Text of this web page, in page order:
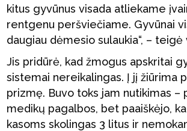
kitus gyvūnus visada atliekame
rentgenu peršviečiame. Gyvūnai
daugiau dėmesio sulaukia“, –
Jis pridūrė, kad žmogus apskritai
sistemai nereikalingas. Į jį žiūrima
prizmę. Buvo toks jam nutikimas –
medikų pagalbos, bet paaiškėjo,
kasoms skolingas 3 litus ir